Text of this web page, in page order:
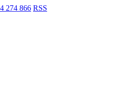
274 866 RSS